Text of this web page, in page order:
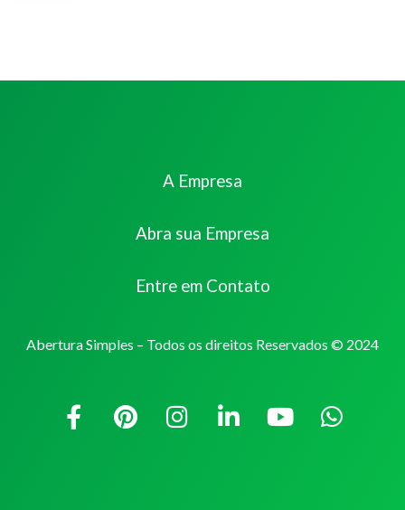
A Empresa
Abra sua Empresa
Entre em Contato
Abertura Simples – Todos os direitos Reservados © 2024